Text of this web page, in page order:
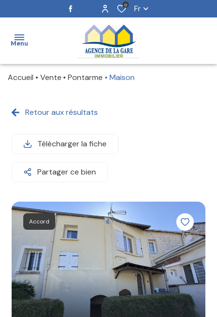
0 Fr
Menu
NOS
ESTIMATION
ÉQUIPE
ALERTE
E-MAIL
CONTACT
Accueil Vente Pontarme Maison
Retour aux résultats
Télécharger la fiche
Partager ce bien
Accord